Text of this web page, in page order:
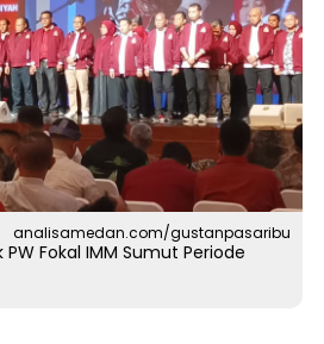
analisamedan.com/gustanpasaribu
PW Fokal IMM Sumut Periode